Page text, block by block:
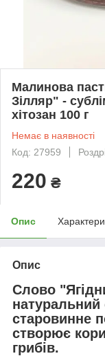
Малинова
Зілляр" -
хітозан 100 г
Немає в наявності
Код: 27959
220 ₴
Опис
Опис
Слово
старовинне
створює
грибів.